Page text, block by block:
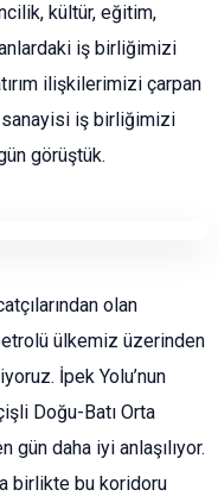
kültür, eğitim,
iş birliğimizi
ilişkilerimizi çarpan
iş birliğimizi
görüştük.
olan
ülkemiz üzerinden
İpek Yolu’nun
Doğu-Batı Orta
gün daha iyi anlaşılıyor.
birlikte bu koridoru